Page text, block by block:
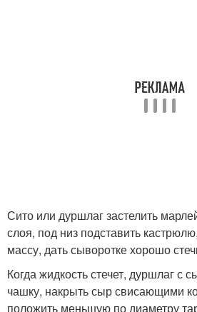
Сито или дуршлаг застелить
слоя, под низ подставить
массу, дать сыворотке хорошо
Когда жидкость стечет, дуршлаг с
чашку, накрыть сыр свисающими
положить меньшую по диаметру